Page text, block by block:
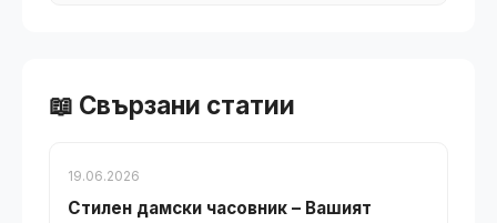
📖 Свързани статии
19.06.2026
Стилен дамски часовник – Вашият